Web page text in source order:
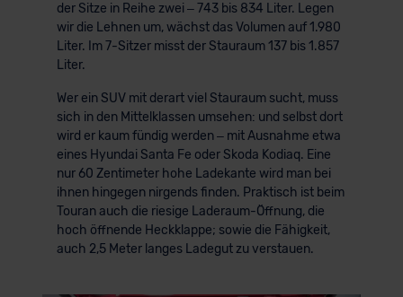
der Sitze in Reihe zwei – 743 bis 834 Liter. Legen
wir die Lehnen um, wächst das Volumen auf 1.980
Liter. Im 7-Sitzer misst der Stauraum 137 bis 1.857
Liter.
Wer ein SUV mit derart viel Stauraum sucht, muss
sich in den Mittelklassen umsehen: und selbst dort
wird er kaum fündig werden – mit Ausnahme etwa
eines Hyundai Santa Fe oder Skoda Kodiaq. Eine
nur 60 Zentimeter hohe Ladekante wird man bei
ihnen hingegen nirgends finden. Praktisch ist beim
Touran auch die riesige Laderaum-Öffnung, die
hoch öffnende Heckklappe; sowie die Fähigkeit,
auch 2,5 Meter langes Ladegut zu verstauen.